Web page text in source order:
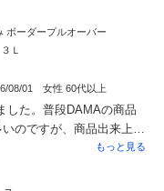
イズでも大きいことが多
いサイズ感でした。
ボーダープルオーバー
Ｌ
08/01 女性 60代以上
した。普段DAMAの商品
のですが、商品出来上が
ズ、肩幅を見てワンサイ
夏の暑い時期にはゆとり
もっと見る